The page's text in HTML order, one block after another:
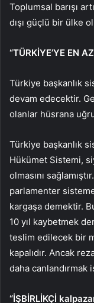
Toplumsal barışı
dışı güçlü bir ülke
“TÜRKİYE’YE EN
Türkiye başkanlık
devam edecektir.
olanlar hüsrana
Türkiye başkanlık
Hükümet Sistemi,
olmasını
parlamenter
kargaşa demektir.
10 yıl kaybetmek
teslim edilecek bir
kapalıdır. Ancak
daha canlandırmak
“İŞBİRLİKÇİ